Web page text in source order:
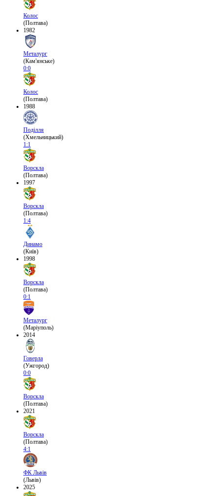
Колос
(Полтава)
1982
Металург
(Кам'янське)
0:0
Колос
(Полтава)
1988
Поділля
(Хмельницький)
1:1
Ворскла
(Полтава)
1997
Ворскла
(Полтава)
1:4
Динамо
(Київ)
1998
Ворскла
(Полтава)
0:1
Металург
(Маріуполь)
2014
Говерла
(Ужгород)
0:0
Ворскла
(Полтава)
2021
Ворскла
(Полтава)
4:1
ФК Львів
(Львів)
2025